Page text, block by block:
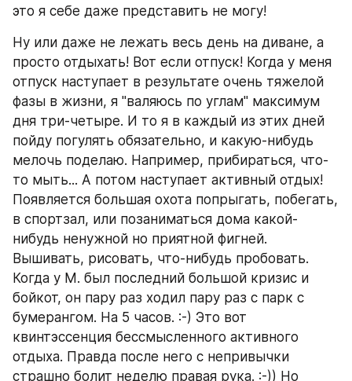
это я себе даже представить не могу!
Ну или даже не лежать весь день на диване, а
просто отдыхать! Вот если отпуск! Когда у меня
отпуск наступает в результате очень тяжелой
фазы в жизни, я "валяюсь по углам" максимум
дня три-четыре. И то я в каждый из этих дней
пойду погулять обязательно, и какую-нибудь
мелочь поделаю. Например, прибираться, что-
то мыть... А потом наступает активный отдых!
Появляется большая охота попрыгать, побегать,
в спортзал, или позаниматься дома какой-
нибудь ненужной но приятной фигней.
Вышивать, рисовать, что-нибудь пробовать.
Когда у М. был последний большой кризис и
бойкот, он пару раз ходил пару раз с парк с
бумерангом. На 5 часов. :-) Это вот
квинтэссенция бессмысленного активного
отдыха. Правда после него с непривычки
страшно болит неделю правая рука. :-)) Но